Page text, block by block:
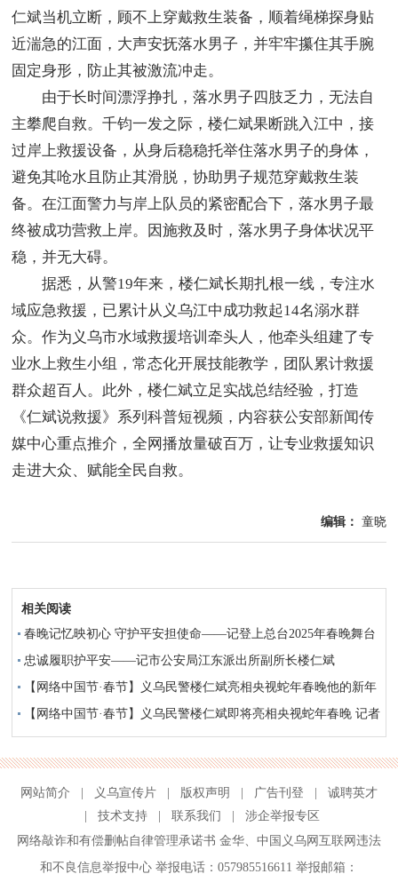
仁斌当机立断，顾不上穿戴救生装备，顺着绳梯探身贴
近湍急的江面，大声安抚落水男子，并牢牢攥住其手腕
固定身形，防止其被激流冲走。
由于长时间漂浮挣扎，落水男子四肢乏力，无法自
主攀爬自救。千钧一发之际，楼仁斌果断跳入江中，接
过岸上救援设备，从身后稳稳托举住落水男子的身体，
避免其呛水且防止其滑脱，协助男子规范穿戴救生装
备。在江面警力与岸上队员的紧密配合下，落水男子最
终被成功营救上岸。因施救及时，落水男子身体状况平
稳，并无大碍。
据悉，从警19年来，楼仁斌长期扎根一线，专注水
域应急救援，已累计从义乌江中成功救起14名溺水群
众。作为义乌市水域救援培训牵头人，他牵头组建了专
业水上救生小组，常态化开展技能教学，团队累计救援
群众超百人。此外，楼仁斌立足实战总结经验，打造
《仁斌说救援》系列科普短视频，内容获公安部新闻传
媒中心重点推介，全网播放量破百万，让专业救援知识
走进大众、赋能全民自救。
编辑： 童晓
相关阅读
春晚记忆映初心 守护平安担使命——记登上总台2025年春晚舞台
的民警楼仁斌
忠诚履职护平安——记市公安局江东派出所副所长楼仁斌
【网络中国节·春节】义乌民警楼仁斌亮相央视蛇年春晚他的新年
愿望是这7个字
【网络中国节·春节】义乌民警楼仁斌即将亮相央视蛇年春晚 记者
连线彩排现场
网站简介 义乌宣传片 版权声明 广告刊登
诚聘英才
技术支持 联系我们
涉企举报专区
网络敲诈和有偿删帖自律管理承诺书 金华、 中国义乌网互联网违法
和不良信息举报中心举报电话：057985516611 举报邮箱：